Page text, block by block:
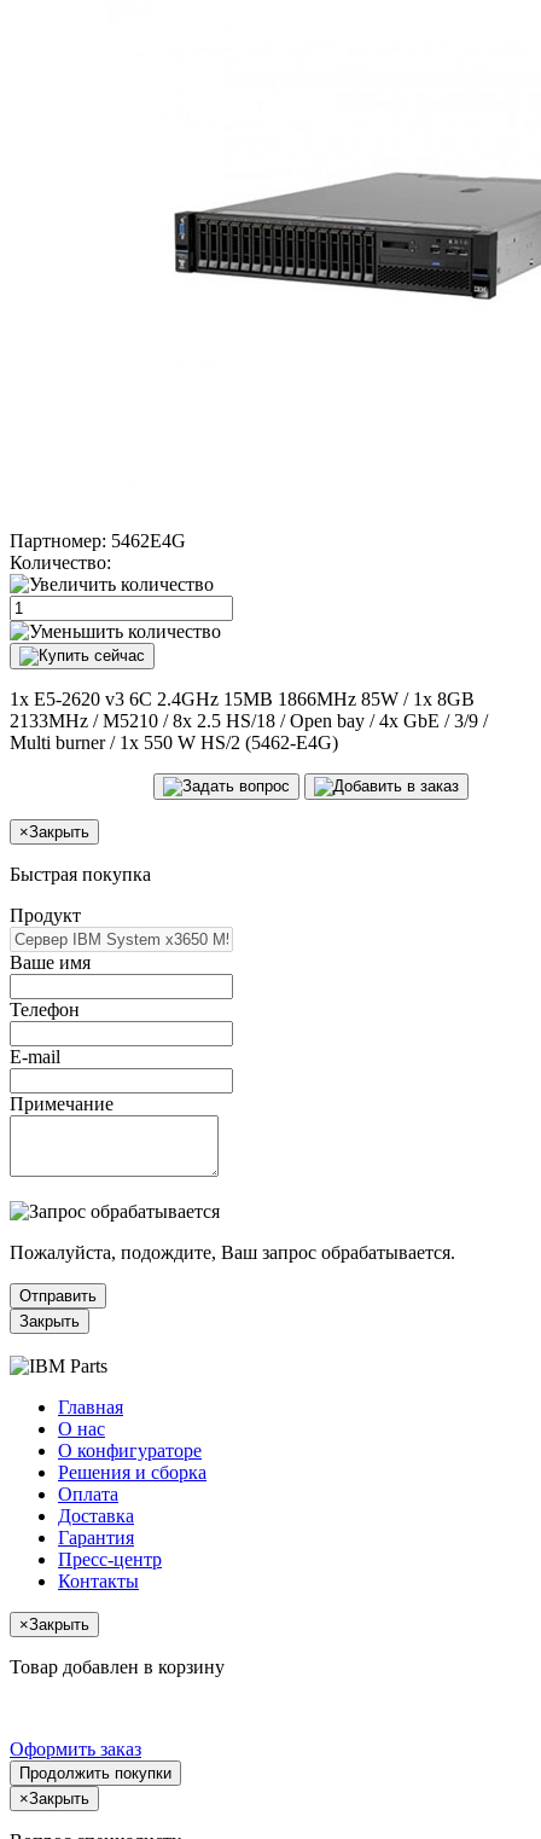
Партномер: 5462E4G
Количество:
1x E5-2620 v3 6C 2.4GHz 15MB 1866MHz 85W / 1x 8GB
2133MHz / M5210 / 8x 2.5 HS/18 / Open bay / 4x GbE / 3/9 /
Multi burner / 1x 550 W HS/2 (5462-E4G)
×Закрыть
Быстрая покупка
Продукт
Ваше имя
Телефон
E-mail
Примечание
Пожалуйста, подождите, Ваш запрос обрабатывается.
Отправить
Закрыть
Главная
О нас
О конфигураторе
Решения и сборка
Оплата
Доставка
Гарантия
Пресс-центр
Контакты
×Закрыть
Товар добавлен в корзину
Оформить заказ
Продолжить покупки
×Закрыть